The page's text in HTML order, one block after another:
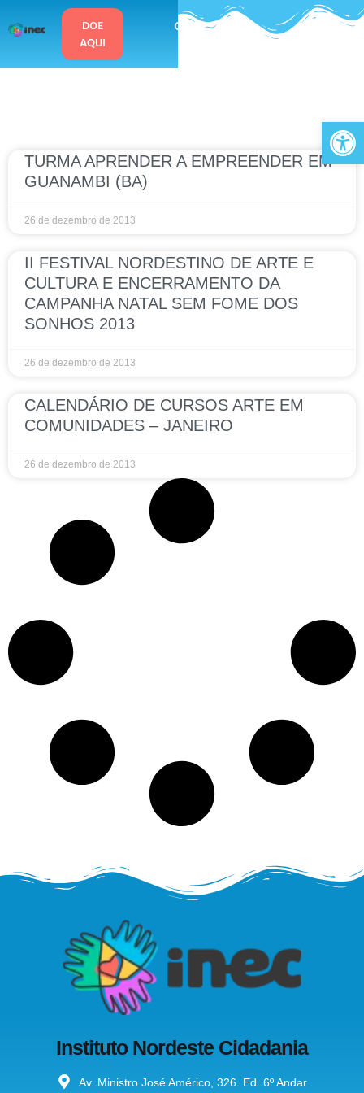
DOE
AQUI
TURMA APRENDER A EMPREENDER EM
GUANAMBI (BA)
26 de dezembro de 2013
II FESTIVAL NORDESTINO DE ARTE E
CULTURA E ENCERRAMENTO DA
CAMPANHA NATAL SEM FOME DOS
SONHOS 2013
26 de dezembro de 2013
CALENDÁRIO DE CURSOS ARTE EM
COMUNIDADES – JANEIRO
26 de dezembro de 2013
Instituto Nordeste Cidadania
Av. Ministro José Américo, 326. Ed. 6º Andar